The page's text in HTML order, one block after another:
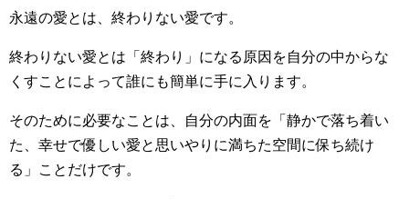
永遠の愛とは、終わりない愛です。
終わりない愛とは「終わり」になる原因を自分の中からな
くすことによって誰にも簡単に手に入ります。
そのために必要なことは、自分の内面を「静かで落ち着い
た、幸せで優しい愛と思いやりに満ちた空間に保ち続け
る」ことだけです。